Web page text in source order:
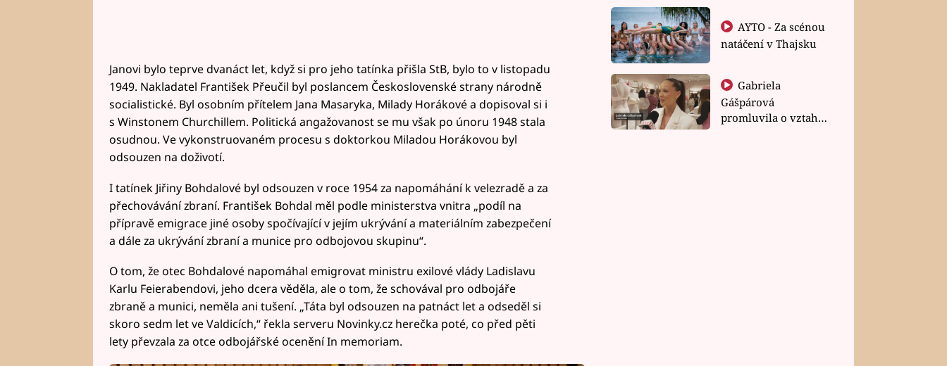
Janovi bylo teprve dvanáct let, když si pro jeho tatínka přišla StB, bylo to v listopadu
1949. Nakladatel František Přeučil byl poslancem Československé strany národně
socialistické. Byl osobním přítelem Jana Masaryka, Milady Horákové a dopisoval si i
s Winstonem Churchillem. Politická angažovanost se mu však po únoru 1948 stala
osudnou. Ve vykonstruovaném procesu s doktorkou Miladou Horákovou byl
odsouzen na doživotí.
I tatínek Jiřiny Bohdalové byl odsouzen v roce 1954 za napomáhání k velezradě a za
přechovávání zbraní. František Bohdal měl podle ministerstva vnitra „podíl na
přípravě emigrace jiné osoby spočívající v jejím ukrývání a materiálním zabezpečení
a dále za ukrývání zbraní a munice pro odbojovou skupinu“.
O tom, že otec Bohdalové napomáhal emigrovat ministru exilové vlády Ladislavu
Karlu Feierabendovi, jeho dcera věděla, ale o tom, že schovával pro odbojáře
zbraně a munici, neměla ani tušení. „Táta byl odsouzen na patnáct let a odseděl si
skoro sedm let ve Valdicích,“ řekla serveru Novinky.cz herečka poté, co před pěti
lety převzala za otce odbojářské ocenění In memoriam.
natáčení v Thajsku
Gabriela
Gášpárová
promluvila o vztahu